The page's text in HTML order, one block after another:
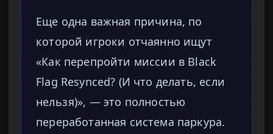
Еще одна важная причина, по
которой игроки отчаянно ищут
«Как перепройти миссии в Black
Flag Resynced? (И что делать, если
нельзя)», — это полностью
переработанная система паркура.